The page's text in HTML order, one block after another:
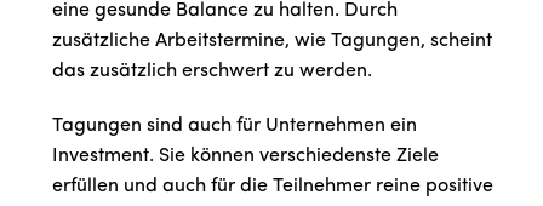
eine gesunde Balance zu halten. Durch
zusätzliche Arbeitstermine, wie Tagungen, scheint
das zusätzlich erschwert zu werden.
Tagungen sind auch für Unternehmen ein
Investment. Sie können verschiedenste Ziele
erfüllen und auch für die Teilnehmer reine positive